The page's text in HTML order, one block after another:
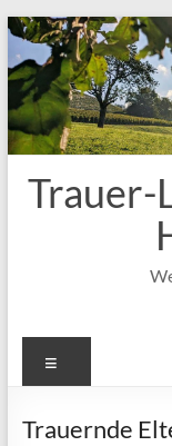
Zum
Inhalt
springen
Trauer-
Trauernde